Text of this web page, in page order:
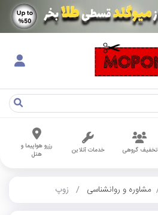
تخفیف گروهی خدمات آنلاین
رزرو هواپیما و
هتل
مشاوره و روانشناسی زوپ